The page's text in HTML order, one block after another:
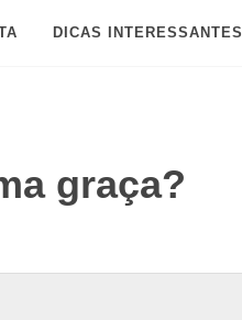
DICAS INTERESSANTES
graça?